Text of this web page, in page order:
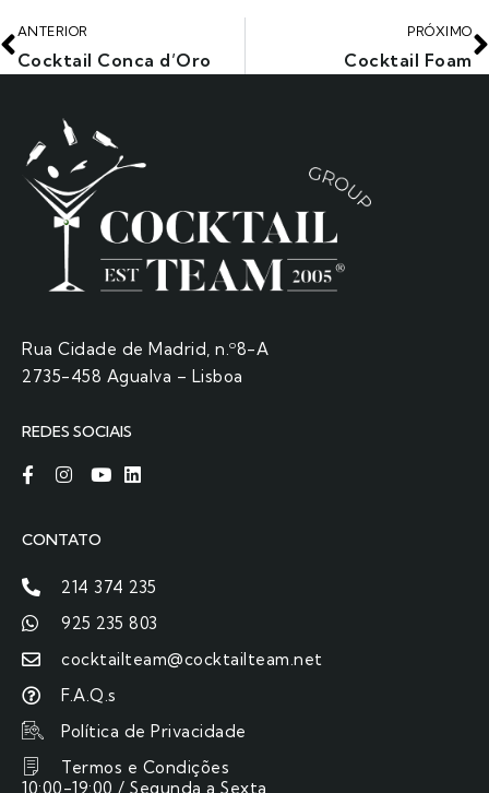
ANTERIOR
Cocktail Conca d’Oro
PRÓXIMO
Cocktail Foam
Rua Cidade de Madrid, n.º8-A
2735-458 Agualva – Lisboa
REDES SOCIAIS
CONTATO
214 374 235
925 235 803
cocktailteam@cocktailteam.net
F.A.Q.s
Política de Privacidade
Termos e Condições
10:00-19:00 / Segunda a Sexta